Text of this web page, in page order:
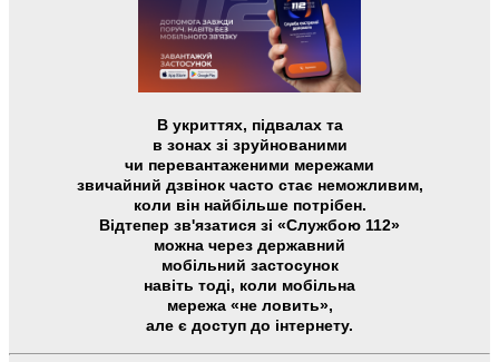
В укриттях, підвалах та
в зонах зі зруйнованими
чи перевантаженими мережами
звичайний дзвінок часто стає неможливим,
коли він найбільше потрібен.
Відтепер зв'язатися зі «Службою 112»
можна через державний
мобільний застосунок
навіть тоді, коли мобільна
мережа «не ловить»,
але є доступ до інтернету.